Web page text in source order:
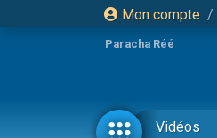
Mon compte /
Paracha Réé
Vidéos